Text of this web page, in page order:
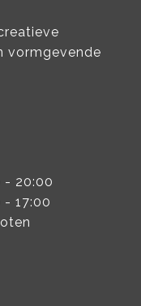
vormgevende
- 20:00
- 17:00